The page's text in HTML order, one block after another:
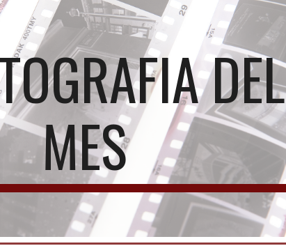
Skip to navigation
DEL
MES